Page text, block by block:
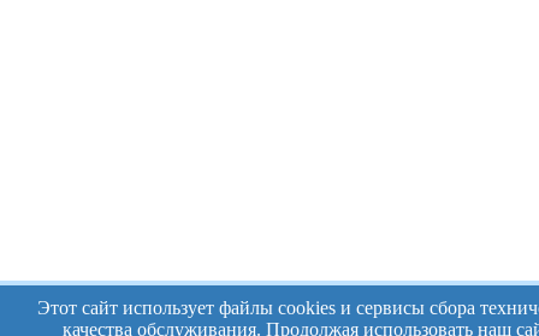
Этот сайт использует файлы cookies и сервисы сбора
качества обслуживания. Продолжая использовать наш